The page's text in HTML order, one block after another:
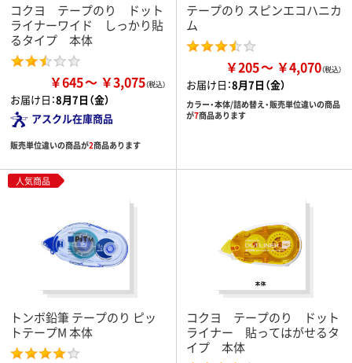
コクヨ テープのり ドット
ライナーワイド しっかり貼
るタイプ 本体
￥645 ￥3,075
お届け日：8月7日（金）
アスクル在庫商品
販売単位違いの商品が2商品あります
テープのり スピンエコハニカ
ム
￥205 ￥4,070
お届け日：8月7日（金）
カラー・本体/詰め替え・販売単位違いの商品
が7商品あります
人気商品
トンボ鉛筆 テープのり ピッ
トテープM 本体
コクヨ テープのり ドット
ライナー 貼ってはがせるタ
イプ 本体